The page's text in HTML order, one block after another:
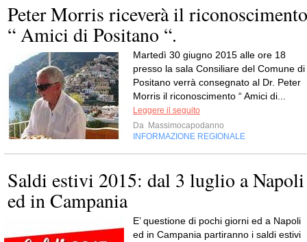
Peter Morris riceverà il riconoscimento
“ Amici di Positano “.
Martedì 30 giugno 2015 alle ore 18
presso la sala Consiliare del Comune di
Positano verrà consegnato al Dr. Peter
Morris il riconoscimento “ Amici di...
Leggere il seguito
Da Massimocapodanno
INFORMAZIONE REGIONALE
Saldi estivi 2015: dal 3 luglio a Napoli
ed in Campania
E’ questione di pochi giorni ed a Napoli
ed in Campania partiranno i saldi estivi